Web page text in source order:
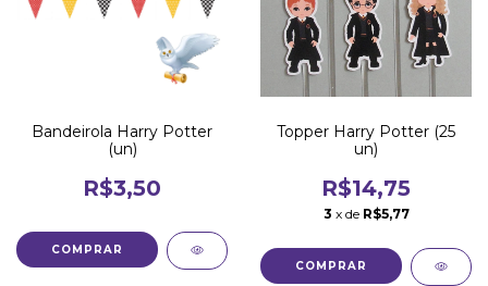
Bandeirola Harry Potter
(un)
R$3,50
Topper Harry Potter (25
un)
R$14,75
3 x de R$5,77